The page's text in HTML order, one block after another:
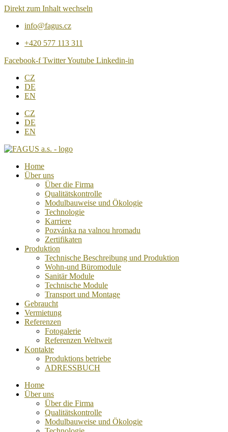
Direkt zum Inhalt wechseln
info@fagus.cz
+420 577 113 311
Facebook-f TwitterYoutube Linkedin-in
CZ
DE
EN
CZ
DE
EN
Home
Über uns
Über die Firma
Qualitätskontrolle
Modulbauweise und Ökologie
Technologie
Karriere
Pozvánka na valnou hromadu
Zertifikaten
Produktion
Technische Beschreibung und Produktion
Wohn-und Büromodule
Sanitär Module
Technische Module
Transport und Montage
Gebraucht
Vermietung
Referenzen
Fotogalerie
Referenzen Weltweit
Kontakte
Produktions betriebe
ADRESSBUCH
Home
Über uns
Über die Firma
Qualitätskontrolle
Modulbauweise und Ökologie